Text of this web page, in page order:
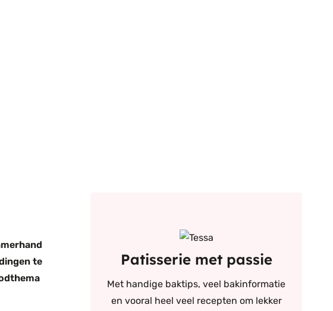
te
Patisserie met passie
Met handige baktips, veel bakinformatie
en vooral heel veel recepten om lekker